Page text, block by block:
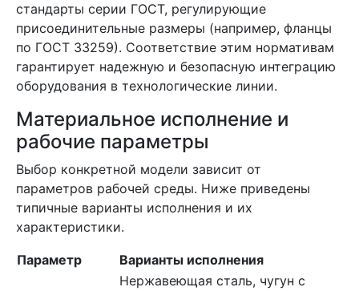
стандарты серии ГОСТ, регулирующие
присоединительные размеры (например, фланцы
по ГОСТ 33259). Соответствие этим нормативам
гарантирует надежную и безопасную интеграцию
оборудования в технологические линии.
Материальное исполнение и
рабочие параметры
Выбор конкретной модели зависит от
параметров рабочей среды. Ниже приведены
типичные варианты исполнения и их
характеристики.
Параметр Варианты исполнения
Нержавеющая сталь, чугун с